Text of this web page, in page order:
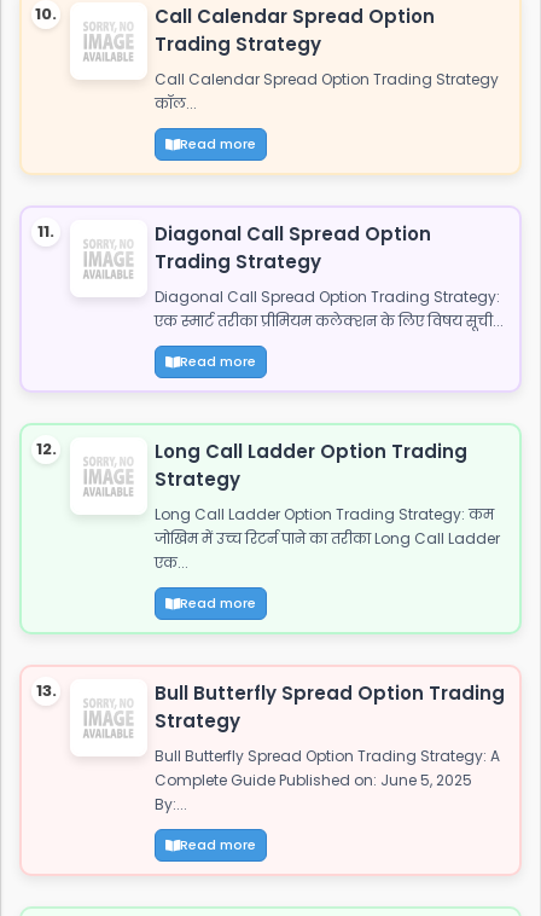
10.
Call Calendar Spread Option
Trading Strategy
Call Calendar Spread Option Trading Strategy
कॉल...
Read more
11.
Diagonal Call Spread Option
Trading Strategy
Diagonal Call Spread Option Trading Strategy:
एक स्मार्ट तरीका प्रीमियम कलेक्शन के लिए विषय सूची...
Read more
12.
Long Call Ladder Option Trading
Strategy
Long Call Ladder Option Trading Strategy: कम
जोखिम में उच्च रिटर्न पाने का तरीका Long Call Ladder
एक...
Read more
13.
Bull Butterfly Spread Option Trading
Strategy
Bull Butterfly Spread Option Trading Strategy: A
Complete Guide Published on: June 5, 2025
By:...
Read more